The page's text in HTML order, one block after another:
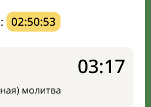
02:50:52
молитва
03:17